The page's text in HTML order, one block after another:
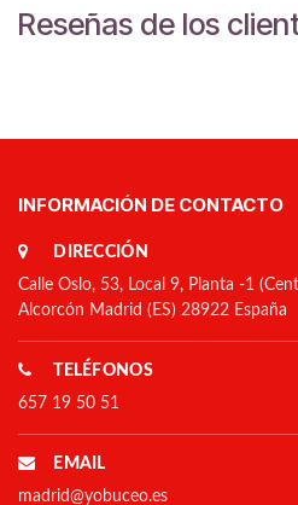
Reseñas de los
INFORMACIÓN DE CONTACTO
DIRECCIÓN
Calle Oslo, 53, Local 9, Planta -1
Alcorcón Madrid (ES) 28922 España
TELÉFONOS
657 19 50 51
EMAIL
madrid@yobuceo.es